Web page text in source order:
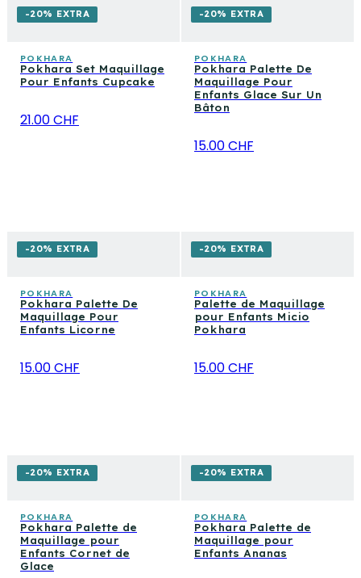
-20% EXTRA
POKHARA
Pokhara Set Maquillage
Pour Enfants Cupcake
21.00 CHF
-20% EXTRA
POKHARA
Pokhara Palette De
Maquillage Pour
Enfants Glace Sur Un
Bâton
15.00 CHF
-20% EXTRA
POKHARA
Pokhara Palette De
Maquillage Pour
Enfants Licorne
15.00 CHF
-20% EXTRA
POKHARA
Palette de Maquillage
pour Enfants Micio
Pokhara
15.00 CHF
-20% EXTRA
POKHARA
Pokhara Palette de
Maquillage pour
Enfants Cornet de
Glace
-20% EXTRA
POKHARA
Pokhara Palette de
Maquillage pour
Enfants Ananas